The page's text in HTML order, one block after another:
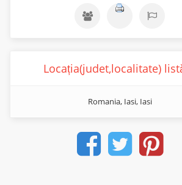
Locația(judet,localitate)
Romania, Iasi, Iasi